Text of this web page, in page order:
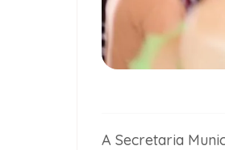
A Secretaria